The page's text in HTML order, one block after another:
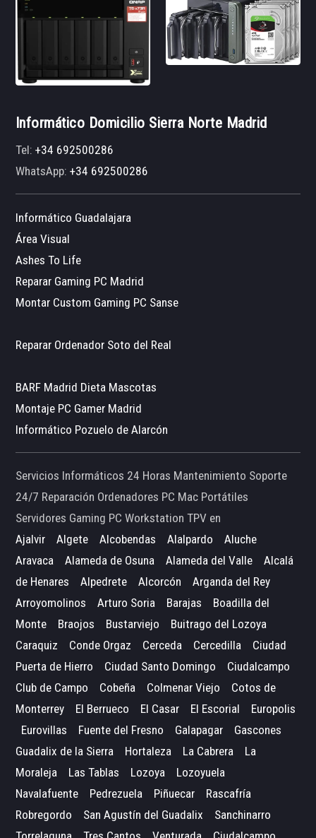
Informático Domicilio Sierra Norte Madrid
Tel:+34 692500286
WhatsApp:+34 692500286
Informático Guadalajara
Área Visual
Ashes To Life
Reparar Gaming PC Madrid
Montar Custom Gaming PC Sanse
Reparar Ordenador Soto del Real
BARF Madrid Dieta Mascotas
Montaje PC Gamer Madrid
Informático Pozuelo de Alarcón
Servicios Informáticos 24 Horas Mantenimiento Soporte
24/7 Reparación Ordenadores PC Mac Portátiles
Servidores Gaming PC Workstation TPV en
Ajalvir
Algete Alcobendas Alalpardo
Aluche
Aravaca
Alameda de Osuna Alameda del Valle
Alcalá
de Henares
Alpedrete Alcorcón
Arganda del Rey
Arroyomolinos
Arturo Soria Barajas
Boadilla del
Monte
Braojos Bustarviejo
Buitrago del Lozoya
Caraquiz
Conde Orgaz Cerceda Cercedilla
Ciudad
Puerta de Hierro
Ciudad Santo Domingo
Ciudalcampo
Club de Campo
Cobeña Colmenar Viejo
Cotos de
Monterrey
El Berrueco El Casar El Escorial
Europolis
Eurovillas
Fuente del Fresno Galapagar
Gascones
Guadalix de la Sierra
Hortaleza La Cabrera
La
Moraleja
Las Tablas Lozoya
Lozoyuela
Navalafuente
Pedrezuela Piñuecar
Rascafría
Robregordo
San Agustín del Guadalix
Sanchinarro